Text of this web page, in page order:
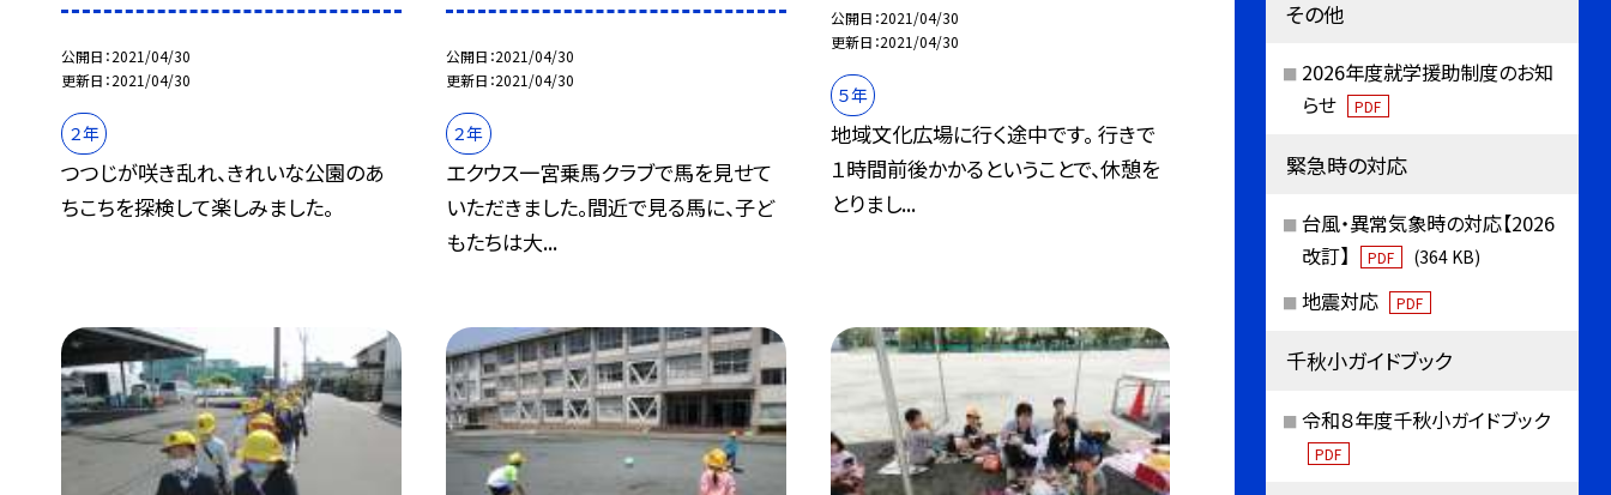
公開日 2021/04/30
更新日 2021/04/30
２年
つつじが咲き乱れ、きれいな公園のあ
ちこちを探検して楽しみました。
公開日 2021/04/30
更新日 2021/04/30
２年
エクウス一宮乗馬クラブで馬を見せて
いただきました。間近で見る馬に、子ど
もたちは大...
公開日 2021/04/30
更新日 2021/04/30
５年
地域文化広場に行く途中です。 行きで
１時間前後かかるということで、休憩を
とりまし...
その他
2026年度就学援助制度のお知
らせ
PDF
緊急時の対応
台風・異常気象時の対応【2026
改訂】
PDF (364 KB)
地震対応 PDF
千秋小ガイドブック
令和８年度千秋小ガイドブック
PDF